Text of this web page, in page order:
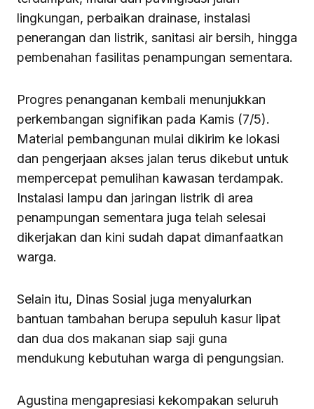
lingkungan, perbaikan drainase, instalasi
penerangan dan listrik, sanitasi air bersih, hingga
pembenahan fasilitas penampungan sementara.
Progres penanganan kembali menunjukkan
perkembangan signifikan pada Kamis (7/5).
Material pembangunan mulai dikirim ke lokasi
dan pengerjaan akses jalan terus dikebut untuk
mempercepat pemulihan kawasan terdampak.
Instalasi lampu dan jaringan listrik di area
penampungan sementara juga telah selesai
dikerjakan dan kini sudah dapat dimanfaatkan
warga.
Selain itu, Dinas Sosial juga menyalurkan
bantuan tambahan berupa sepuluh kasur lipat
dan dua dos makanan siap saji guna
mendukung kebutuhan warga di pengungsian.
Agustina mengapresiasi kekompakan seluruh